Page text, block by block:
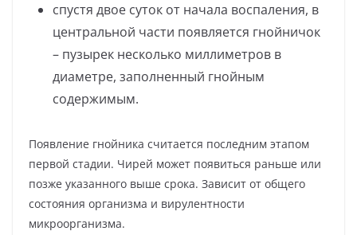
спустя двое суток от начала воспаления, в
центральной части появляется гнойничок
– пузырек несколько миллиметров в
диаметре, заполненный гнойным
содержимым.
Появление гнойника считается последним этапом
первой стадии. Чирей может появиться раньше или
позже указанного выше срока. Зависит от общего
состояния организма и вирулентности
микроорганизма.